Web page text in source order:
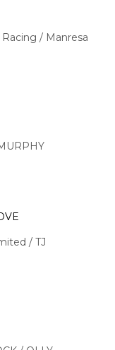
/ Manresa
/ TJ